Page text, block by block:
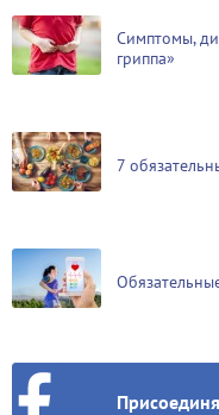
Симптомы,
гриппа»
7